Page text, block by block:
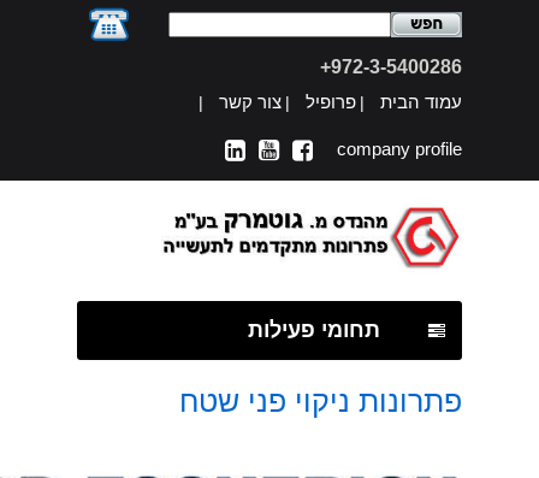
972-3-5400286+
עמוד הבית
|פרופיל |צור קשר |
company profile
תחומי פעילות
פתרונות ניקוי פני שטח